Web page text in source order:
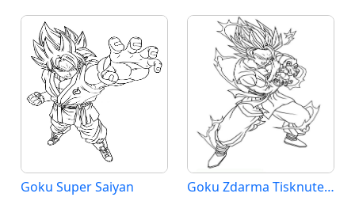
Goku Super Saiyan Goku Zdarma Tisknutelný